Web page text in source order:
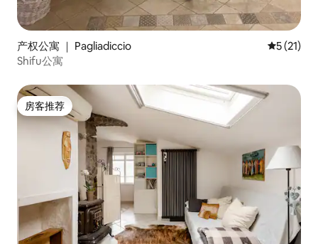
产权公寓 ｜ Pagliadiccio 平均评分
5 (21)
Shifu公寓
房客推荐
房客推荐